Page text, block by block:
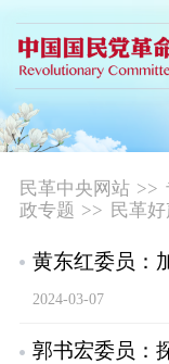
民革中央网站 >>
政专题 >> 民革
黄东红委员：
2024-03-07
郭书宏委员：